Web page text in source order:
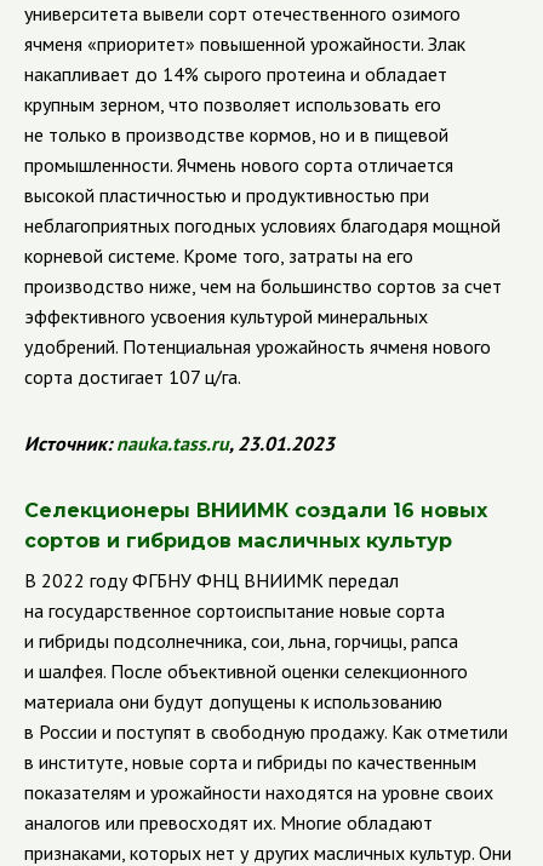
университета вывели сорт отечественного озимого
ячменя «приоритет» повышенной урожайности. Злак
накапливает до 14% сырого протеина и обладает
крупным зерном, что позволяет использовать его
не только в производстве кормов, но и в пищевой
промышленности. Ячмень нового сорта отличается
высокой пластичностью и продуктивностью при
неблагоприятных погодных условиях благодаря мощной
корневой системе. Кроме того, затраты на его
производство ниже, чем на большинство сортов за счет
эффективного усвоения культурой минеральных
удобрений. Потенциальная урожайность ячменя нового
сорта достигает 107 ц/га.
Источник:nauka.tass.ru, 23.01.2023
Селекционеры ВНИИМК создали 16 новых
сортов и гибридов масличных культур
В 2022 году ФГБНУ ФНЦ ВНИИМК передал
на государственное сортоиспытание новые сорта
и гибриды подсолнечника, сои, льна, горчицы, рапса
и шалфея. После объективной оценки селекционного
материала они будут допущены к использованию
в России и поступят в свободную продажу. Как отметили
в институте, новые сорта и гибриды по качественным
показателям и урожайности находятся на уровне своих
аналогов или превосходят их. Многие обладают
признаками, которых нет у других масличных культур. Они